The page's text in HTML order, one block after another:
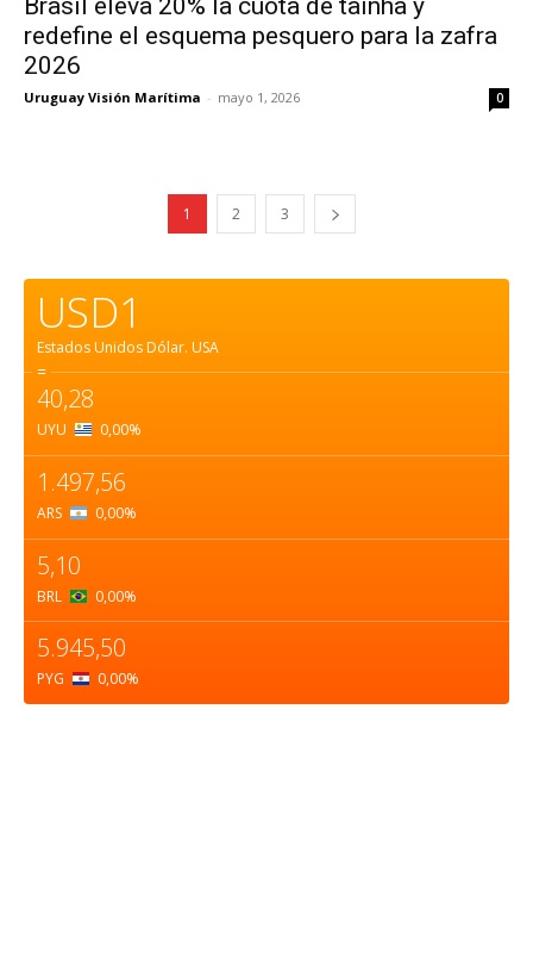
Brasil eleva 20% la cuota de tainha y
redefine el esquema pesquero para la zafra
2026
Uruguay Visión Marítima - mayo 1, 2026 0
1 2 3
USD1
Estados Unidos Dólar. USA
=
40,28
UYU 0,00%
1.497,56
ARS 0,00%
5,10
BRL 0,00%
5.945,50
PYG 0,00%